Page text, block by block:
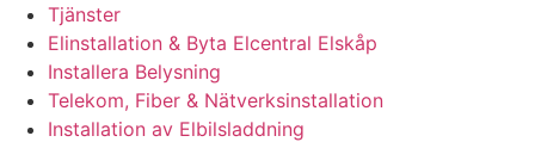
Tjänster
Elinstallation & Byta Elcentral Elskåp
Installera Belysning
Telekom, Fiber & Nätverksinstallation
Installation av Elbilsladdning